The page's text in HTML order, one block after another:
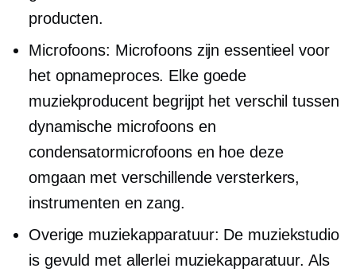
producten.
Microfoons: Microfoons zijn essentieel voor
het opnameproces. Elke goede
muziekproducent begrijpt het verschil tussen
dynamische microfoons en
condensatormicrofoons en hoe deze
omgaan met verschillende versterkers,
instrumenten en zang.
Overige muziekapparatuur: De muziekstudio
is gevuld met allerlei muziekapparatuur. Als